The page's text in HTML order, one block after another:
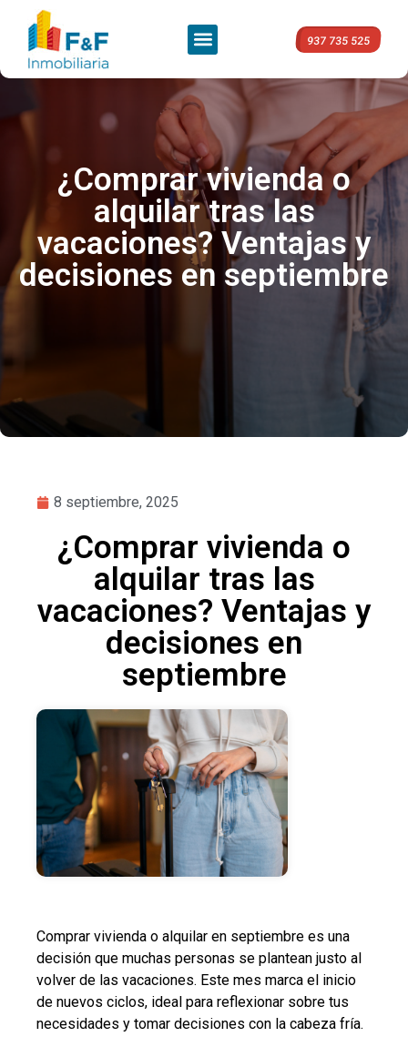
937 735 525
¿Comprar vivienda o
alquilar tras las
vacaciones? Ventajas y
decisiones en septiembre
8 septiembre, 2025
¿Comprar vivienda o
alquilar tras las
vacaciones? Ventajas y
decisiones en
septiembre
Comprar vivienda o alquilar en septiembre es una
decisión que muchas personas se plantean justo al
volver de las vacaciones. Este mes marca el inicio
de nuevos ciclos, ideal para reflexionar sobre tus
necesidades y tomar decisiones con la cabeza fría.